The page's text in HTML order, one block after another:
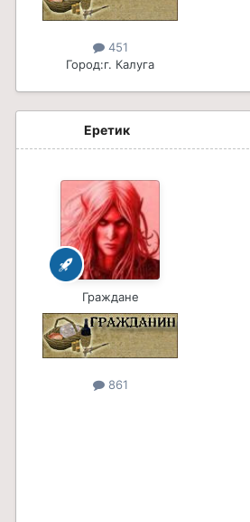
451
Город:г. Калуга
Еретик
Граждане
861